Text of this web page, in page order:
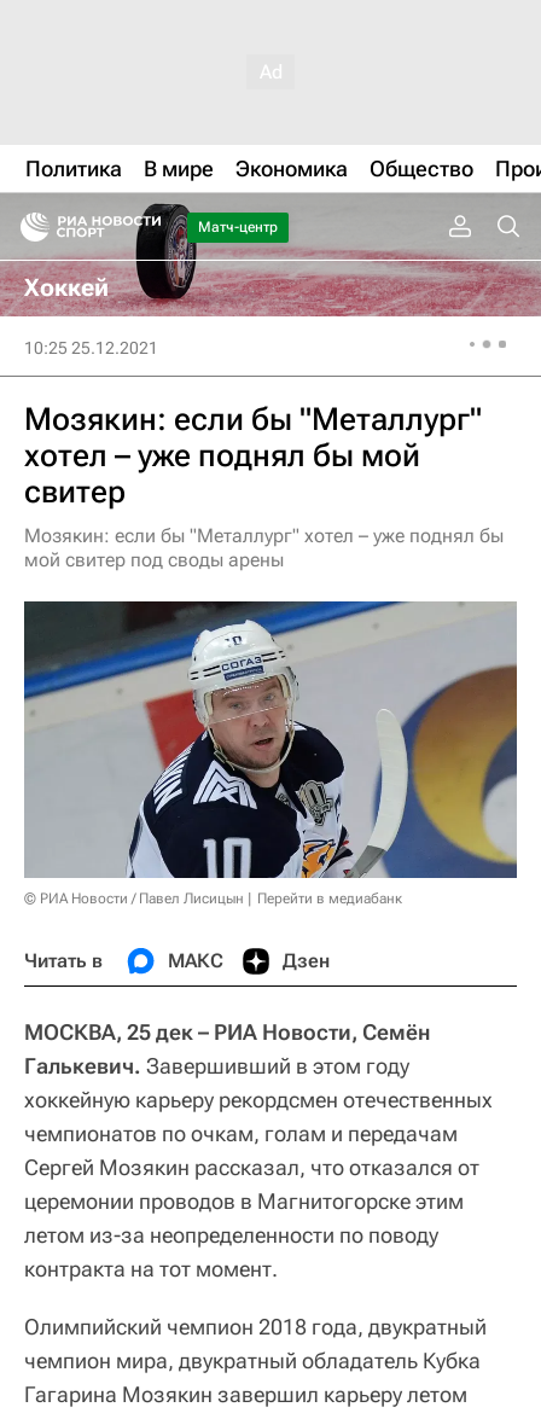
Политика В мире Экономика Общество
Матч-центр
Хоккей
10:25 25.12.2021
Мозякин: если бы "Металлург"
хотел – уже поднял бы мой
свитер
Мозякин: если бы "Металлург" хотел – уже поднял бы
мой свитер под своды арены
© РИА Новости / Павел Лисицын Перейти в медиабанк
Читать в МАКС Дзен
МОСКВА, 25 дек – РИА Новости, Семён
Галькевич. Завершивший в этом году
хоккейную карьеру рекордсмен отечественных
чемпионатов по очкам, голам и передачам
Сергей Мозякин рассказал, что отказался от
церемонии проводов в Магнитогорске этим
летом из-за неопределенности по поводу
контракта на тот момент.
Олимпийский чемпион 2018 года, двукратный
чемпион мира, двукратный обладатель Кубка
Гагарина Мозякин завершил карьеру летом